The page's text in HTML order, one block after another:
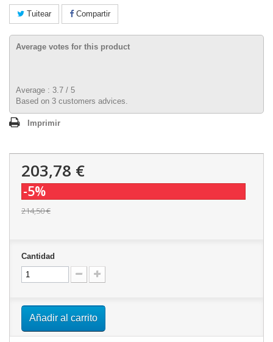
Tuitear Compartir
Average votes for this product
Average : 3.7 / 5
Based on 3 customers advices.
Imprimir
203,78 €
-5%
214,50 €
Cantidad
Añadir al carrito